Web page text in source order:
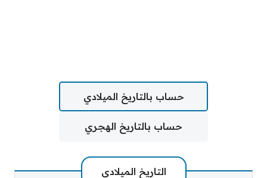
حساب بالتاريخ الميلادي
حساب بالتاريخ الهجري
التاريخ الميلادي